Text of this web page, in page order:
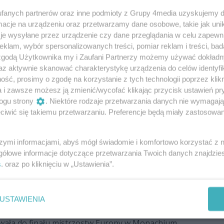
Radom gotowi do startu w
Europy
Kułynycz od piątku rozpoczynają rywalizację
mistrzostw Europy. Te odbędą się w chorwackim
srebrną medalistką niemieckich
Mistrzostw Europy!
Kotwiła nie pobiegła w finale sztafety 4x100 m
i dlatego - ona też uzyskała medal w Monachium!
w składzie w finale ME!
metrów z Martyną Kotwiłą z RLTL Optima Radom
partnerów oraz inne podmioty z Grupy 4media uzyskujemy
na urządzeniu oraz przetwarzamy dane osobowe, takie jak
wysyłane przez urządzenie czy dane przeglądania w celu
wybór spersonalizowanych treści, pomiar reklam i treści,
Użytkownika my i Zaufani Partnerzy możemy używać
aktywnie skanować charakterystykę urządzenia do celów
prosimy o zgodę na korzystanie z tych technologii poprzez
i zawsze możesz ją zmienić/wycofać klikając przycisk ustawień
strony
. Niektóre rodzaje przetwarzania danych nie
się takiemu przetwarzaniu. Preferencje będą miały
informacjami, abyś mógł świadomie i komfortowo korzystać z
informacje dotyczące przetwarzania Twoich danych
. oraz po kliknięciu w „Ustawienia”.
USTAWIENIA